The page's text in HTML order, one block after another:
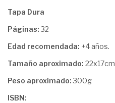
Tapa Dura
Páginas:32
Edad recomendada: +4 años.
Tamaño aproximado: 22x17cm
Peso aproximado:300g
ISBN: